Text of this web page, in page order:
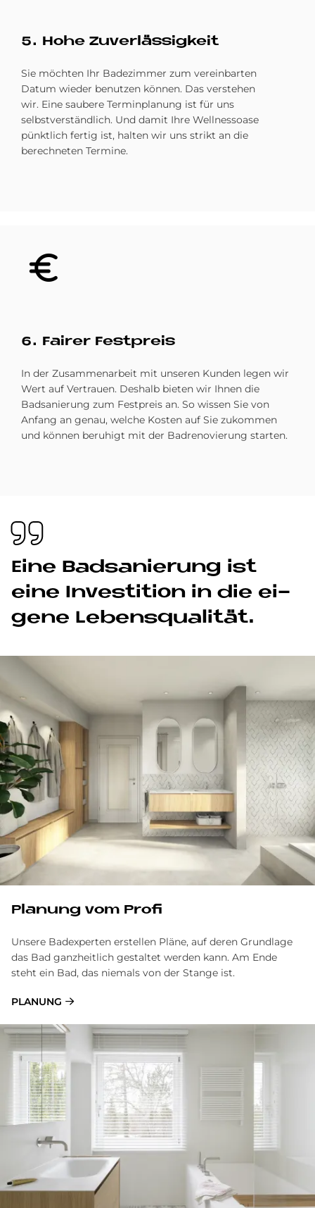
5. Hohe Zu­ver­läs­sig­keit
Sie möchten Ihr Badezimmer zum vereinbarten
Datum wieder benutzen können. Das verstehen
wir. Eine saubere Terminplanung ist für uns
selbstverständlich. Und damit Ihre Wellnessoase
pünktlich fertig ist, halten wir uns strikt an die
berechneten Termine.
6. Fai­rer Fest­preis
In der Zusammenarbeit mit unseren Kunden legen wir
Wert auf Vertrauen. Deshalb bieten wir Ihnen die
Badsanierung zum Festpreis an. So wissen Sie von
Anfang an genau, welche Kosten auf Sie zukommen
und können beruhigt mit der Badrenovierung starten.
Eine Bad­sa­nie­rung ist
eine In­ve­sti­ti­on in die ei­
ge­ne Le­bens­qua­li­tät.
Pla­nung vom Pro­fi
Unsere Badexperten erstellen Pläne, auf deren Grundlage
das Bad ganzheitlich gestaltet werden kann. Am Ende
steht ein Bad, das niemals von der Stange ist.
PLANUNG